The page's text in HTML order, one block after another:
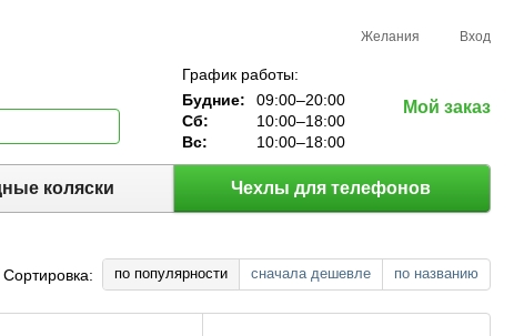
Желания Вход
График работы:
Будние:
09:00–20:00
Сб:
10:00–18:00
Вс:
10:00–18:00
Мой заказ
коляски Чехлы для телефонов
Сортировка: по популярности сначала дешевле по названию